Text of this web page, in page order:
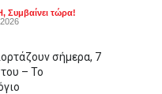
, Συμβαίνει τώρα!
σήμερα, 7
– Το